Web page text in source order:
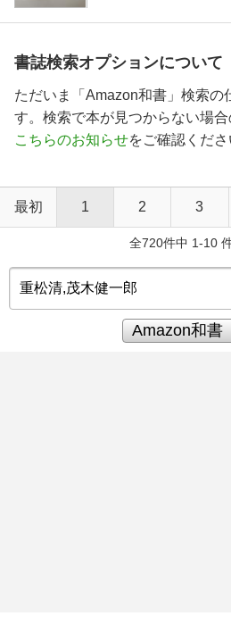
書誌検索オプションについて
ただいま「Amazon和書」検索の
す。検索で本が見つからない場
こちらのお知らせをご確認くださ
最初 1 2 3
全720件中 1-10